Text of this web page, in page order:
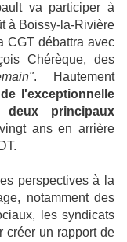
va participer à
à Boissy-la-Rivière
CGT débattra avec
Chérèque, des
. Hautement
l'exceptionnelle
principaux
ans en arrière
perspectives à la
notamment des
les syndicats
créer un rapport de